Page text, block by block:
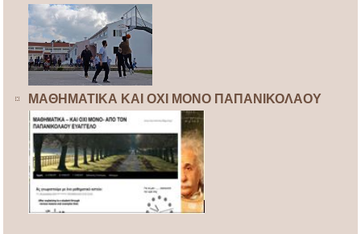
ΜΑΘΗΜΑΤΙΚΑ ΚΑΙ ΟΧΙ ΜΟΝΟ ΠΑΠΑΝΙΚΟΛΑΟΥ